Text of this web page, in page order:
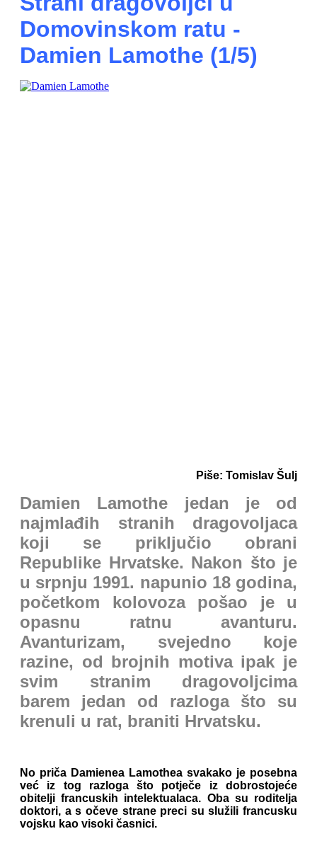
Domovinskom ratu -
Damien Lamothe (1/5)
Piše: Tomislav Šulj
Damien Lamothe jedan je od
najmlađih stranih dragovoljaca
koji se priključio obrani
Republike Hrvatske. Nakon što je
u srpnju 1991. napunio 18 godina,
početkom kolovoza pošao je u
opasnu ratnu avanturu.
Avanturizam, svejedno koje
razine, od brojnih motiva ipak je
svim stranim dragovoljcima
barem jedan od razloga što su
krenuli u rat, braniti Hrvatsku.
No priča Damienea Lamothea svakako je posebna
već iz tog razloga što potječe iz dobrostojeće
obitelji francuskih intelektualaca. Oba su roditelja
doktori, a s očeve strane preci su služili francusku
vojsku kao visoki časnici.